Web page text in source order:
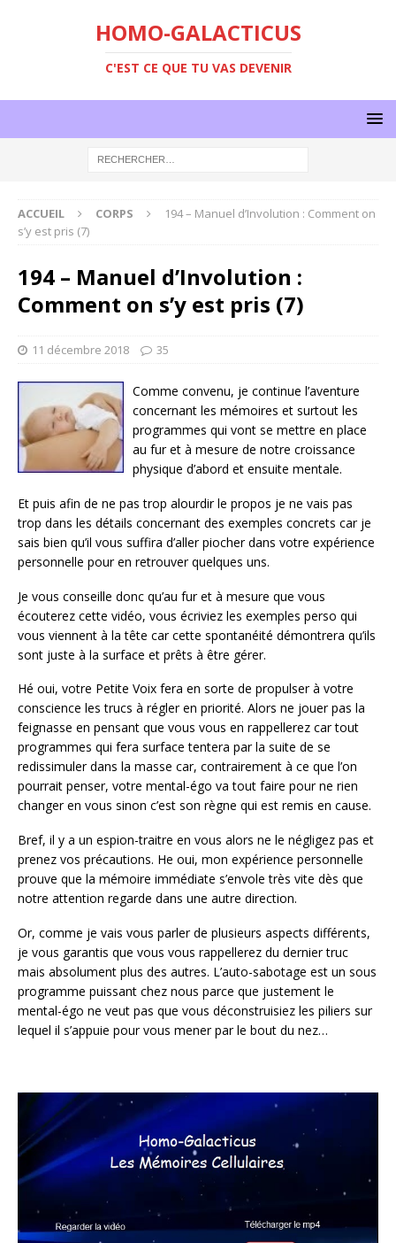
HOMO-GALACTICUS
C'EST CE QUE TU VAS DEVENIR
ACCUEIL CORPS
194 – Manuel d’Involution : Comment on
s’y est pris (7)
194 – Manuel d’Involution :
Comment on s’y est pris (7)
11 décembre 2018 35
Comme convenu, je continue l’aventure
concernant les mémoires et surtout les
programmes qui vont se mettre en place
au fur et à mesure de notre croissance
physique d’abord et ensuite mentale.
Et puis afin de ne pas trop alourdir le propos je ne vais pas
trop dans les détails concernant des exemples concrets car je
sais bien qu’il vous suffira d’aller piocher dans votre expérience
personnelle pour en retrouver quelques uns.
Je vous conseille donc qu’au fur et à mesure que vous
écouterez cette vidéo, vous écriviez les exemples perso qui
vous viennent à la tête car cette spontanéité démontrera qu’ils
sont juste à la surface et prêts à être gérer.
Hé oui, votre Petite Voix fera en sorte de propulser à votre
conscience les trucs à régler en priorité. Alors ne jouer pas la
feignasse en pensant que vous vous en rappellerez car tout
programmes qui fera surface tentera par la suite de se
redissimuler dans la masse car, contrairement à ce que l’on
pourrait penser, votre mental-égo va tout faire pour ne rien
changer en vous sinon c’est son règne qui est remis en cause.
Bref, il y a un espion-traitre en vous alors ne le négligez pas et
prenez vos précautions. He oui, mon expérience personnelle
prouve que la mémoire immédiate s’envole très vite dès que
notre attention regarde dans une autre direction.
Or, comme je vais vous parler de plusieurs aspects différents,
je vous garantis que vous vous rappellerez du dernier truc
mais absolument plus des autres. L’auto-sabotage est un sous
programme puissant chez nous parce que justement le
mental-égo ne veut pas que vous déconstruisiez les piliers sur
lequel il s’appuie pour vous mener par le bout du nez…